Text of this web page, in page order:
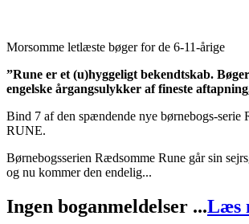
Rædsomme Rune og mumiens forbandelse
Forfatter: Francesca Simon
Format:
Sider:96
Forlag: Lindhardt & Ringhof
Morsomme letlæste bøger for de 6-11-årige
”Rune er et (u)hyggeligt bekendtskab.
engelske årgangsulykker af fineste
Bind 7 af den spændende nye børnebogs-
RUNE.
Børnebogsserien Rædsomme Rune går sin
og nu kommer den endelig...
Ingen boganmeldelser ...Læs